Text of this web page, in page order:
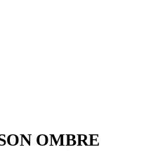
OMBRE